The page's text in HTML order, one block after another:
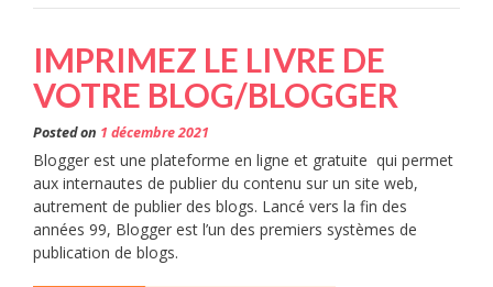
IMPRIMEZ LE LIVRE DE
VOTRE BLOG/BLOGGER
Posted on 1 décembre 2021
Blogger est une plateforme en ligne et gratuite qui permet
aux internautes de publier du contenu sur un site web,
autrement de publier des blogs. Lancé vers la fin des
années 99, Blogger est l’un des premiers systèmes de
publication de blogs.